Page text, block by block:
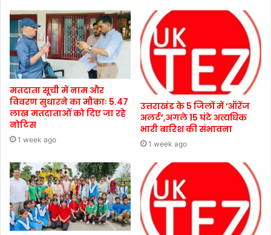
मतदाता सूची में नाम और
विवरण सुधारने का मौकाः 5.47
लाख मतदाताओं को दिए जा रहे
नोटिस
1 week ago
उत्तराखंड के 5 जिलों में ‘ऑरेंज
अलर्ट’,अगले 15 घंटे अत्यधिक
भारी बारिश की संभावना
1 week ago